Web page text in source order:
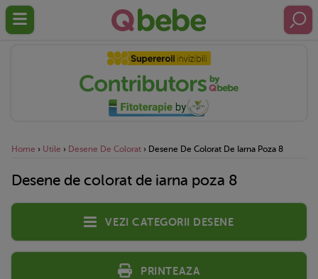
Home › Utile › Desene De Colorat › Desene De Colorat De Iarna Poza 8
Desene de colorat de iarna poza 8
Vezi categorii desene
Printeaza